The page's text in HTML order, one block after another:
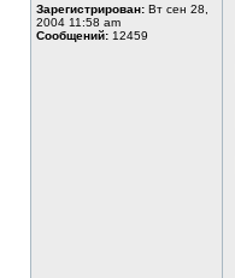
Зарегистрирован: Вт сен 28,
2004 11:58 am
Сообщений: 12459